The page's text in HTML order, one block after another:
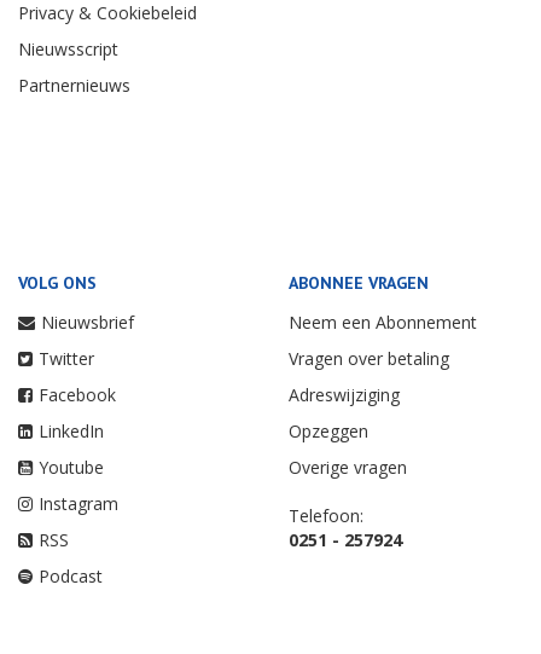
Privacy & Cookiebeleid
Nieuwsscript
Partnernieuws
VOLG ONS
Nieuwsbrief
Twitter
Facebook
LinkedIn
Youtube
Instagram
RSS
Podcast
ABONNEE VRAGEN
Neem een Abonnement
Vragen over betaling
Adreswijziging
Opzeggen
Overige vragen
Telefoon:
0251 - 257924